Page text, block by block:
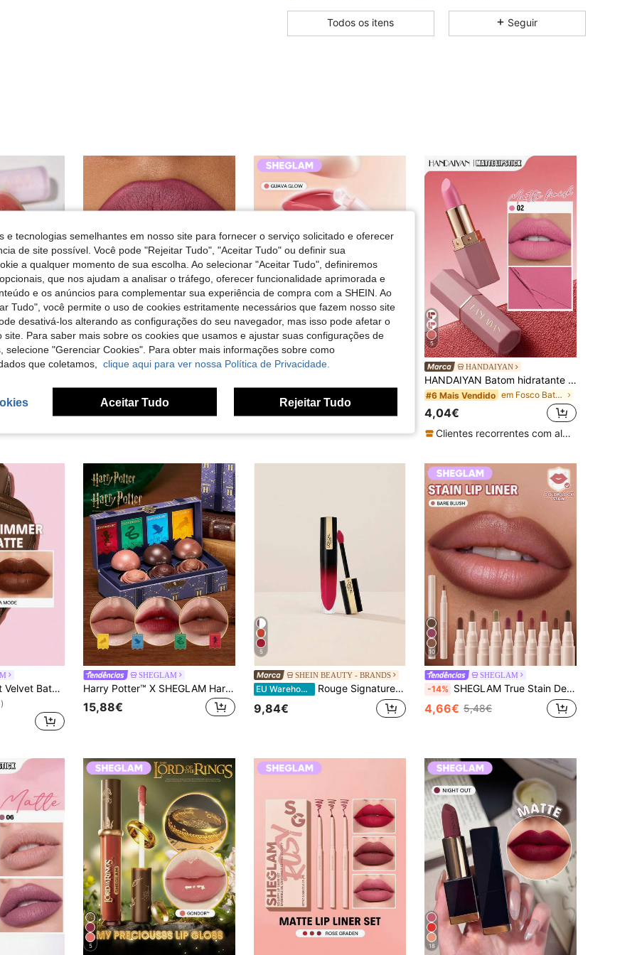
4,86 6.3K
6.3K
4,86 6.3K
4,86 6.3K
4,86 6.3K
Todos os itens Seguir
USHAS
5,37€
SHEGLAM
5,50€ 6,88€
5
HANDAIYAN
HANDAIYAN Batom hidratante mate de 6 faces, acabamento aveludado, 1 peça, cor de longa duração, batom de luxo da moda, adequado para maquilhagem de Halloween, Natal e feriados, festa e maquilhagem diária, cosmético essencial para viagens de férias, peso líquido: 3,5g, pintura facial, cosméticos, adequado para mulheres, adequado para inverno/primavera, ideal para moda Y2K, adequado como presente de aniversário/Dia dos Namorados/Dia da Mãe, essencial para festa de Carnaval, melhor escolha de cor
#6 Mais Vendido em Fosco Batom
4,04€
Clientes recorrentes com alta taxa de retorno
SHEGLAM Starlight Velvet Batom-A La Mode Lip Combo Marca De Beleza CosméTicos Maquiagem Para Mulheres E Meninas
SHEGLAM
Harry Potter™ X SHEGLAM Harry Potter™ | Quidditch Champion Kit Labial Lip Combo Marca De Beleza CosméTicos Maquiagem Para Mulheres E Meninas
15,88€
5
SHEIN BEAUTY - BRANDS
EU Warehouse Rouge Signature Matte Liquid Lipstick 312 Be Powerful 7 ml – Liquid Lipstick, Long-Lasting, For Women, Deep Berry, Suitable For Daily Wear
9,84€
10
SHEGLAM
-14% SHEGLAM True Stain Delineador De LáBios LíQuido-012 Bare Blush LáPis Labial Batom Para Definir Os LáBios Tinta Matte Suave Longa DuraçãO À Prova De TransferêNcia Anti-BorrãO Alta PigmentaçãO Combo 2 Em 1 Multiuso Marca De Beleza CosméTicos Maquiagem Para Mulheres E Meninas
4,66€ 5,48€
5 18
e tecnologias semelhantes em nosso site para fornecer o serviço solicitado e oferecer
de site possível. Você pode "Rejeitar Tudo", "Aceitar Tudo" ou definir sua
a qualquer momento de sua escolha. Ao selecionar "Aceitar Tudo", definiremos
que nos ajudam a analisar o tráfego, oferecer funcionalidade aprimorada e
e os anúncios para complementar sua experiência de compra com a SHEIN. Ao
Tudo", você permite o uso de cookies estritamente necessários que fazem nosso site
desativá-los alterando as configurações do seu navegador, mas isso pode afetar o
site. Para saber mais sobre os cookies que usamos e ajustar suas configurações de
selecione "Gerenciar Cookies". Para obter mais informações sobre como
que coletamos, clique aqui para ver nossa Política de Privacidade.
Aceitar Tudo Rejeitar Tudo